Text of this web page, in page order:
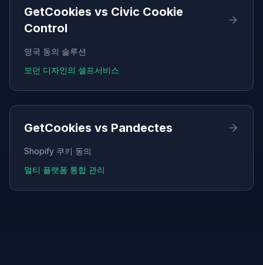
GetCookies vs Civic Cookie
Control
영국 동의 솔루션
모던 디자인의 셀프서비스
GetCookies vs Pandectes
Shopify 쿠키 동의
멀티 플랫폼 통합 관리